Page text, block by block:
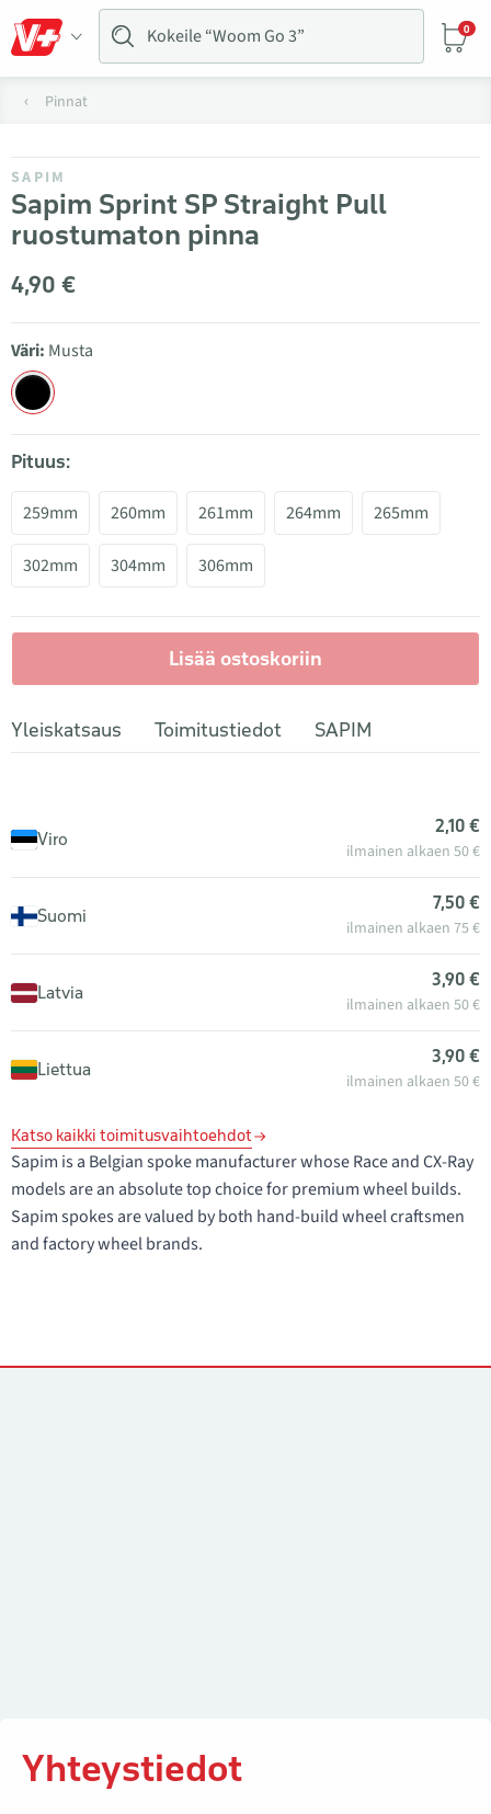
0
Pinnat
SAPIM
Sapim Sprint SP Straight Pull
ruostumaton pinna
4,90 €
Väri: Musta
Pituus:
259mm 260mm 261mm 264mm 265mm
302mm 304mm 306mm
Lisää ostoskoriin
Yleiskatsaus Toimitustiedot SAPIM
Viro
2,10 €
ilmainen alkaen 50 €
Suomi
7,50 €
ilmainen alkaen 75 €
Latvia
3,90 €
ilmainen alkaen 50 €
Liettua
3,90 €
ilmainen alkaen 50 €
Katso kaikki toimitusvaihtoehdot
Sapim is a Belgian spoke manufacturer whose Race and CX-Ray
models are an absolute top choice for premium wheel builds.
Sapim spokes are valued by both hand-build wheel craftsmen
and factory wheel brands.
Yhteystiedot